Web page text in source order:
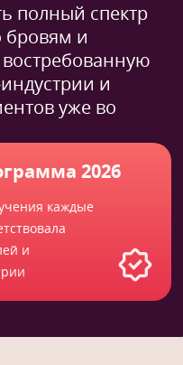
полный спектр
бровям и
и
уже во
2026
каждые
и